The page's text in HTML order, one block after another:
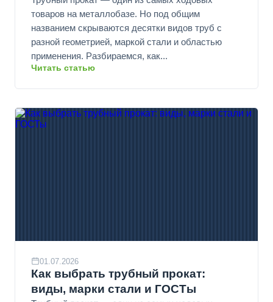
товаров на металлобазе. Но под общим
названием скрываются десятки видов труб с
разной геометрией, маркой стали и областью
применения. Разбираемся, как...
Читать статью
01.07.2026
Как выбрать трубный прокат:
виды, марки стали и ГОСТы